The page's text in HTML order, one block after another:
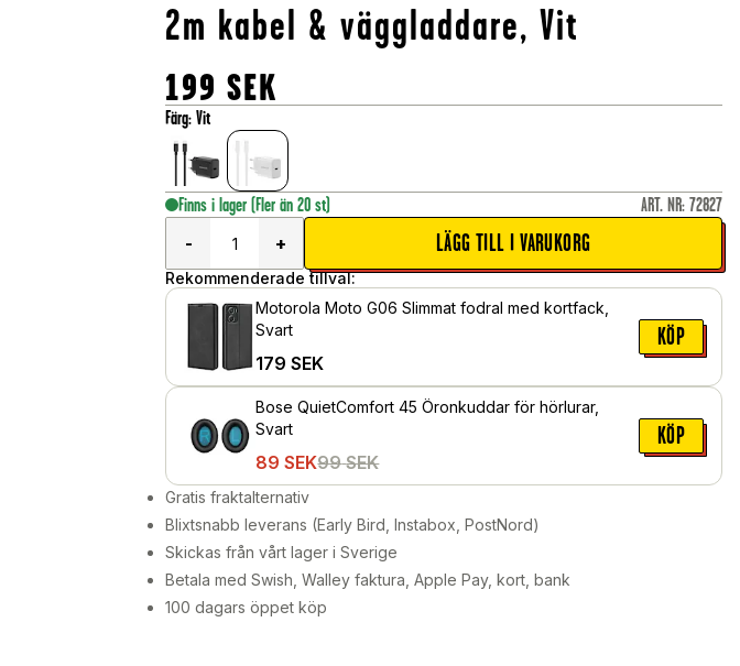
2m kabel & väggladdare, Vit
199 SEK
Färg:Vit
Finns i lager (Fler än 20 st) ART. NR: 72827
-
+ LÄGG TILL I VARUKORG
Rekommenderade tillval:
Motorola Moto G06 Slimmat fodral med kortfack,
Svart
179 SEK
KÖP
Bose QuietComfort 45 Öronkuddar för hörlurar,
Svart
89 SEK99 SEK
KÖP
Gratis fraktalternativ
Blixtsnabb leverans (Early Bird, Instabox, PostNord)
Skickas från vårt lager i Sverige
Betala med Swish, Walley faktura, Apple Pay, kort, bank
100 dagars öppet köp